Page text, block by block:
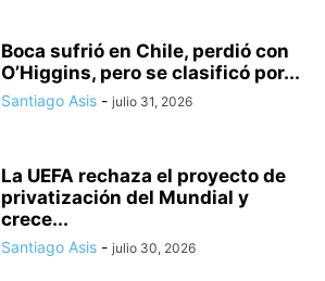
Boca sufrió en Chile, perdió con
O’Higgins, pero se clasificó por...
Santiago Asis - julio 31, 2026
La UEFA rechaza el proyecto de
privatización del Mundial y
crece...
Santiago Asis - julio 30, 2026